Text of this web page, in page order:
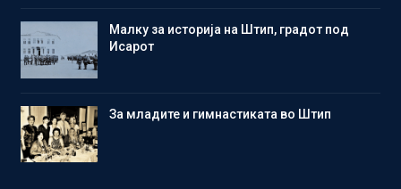
Малку за историја на Штип, градот под
Исарот
Зa младите и гимнастиката во Штип